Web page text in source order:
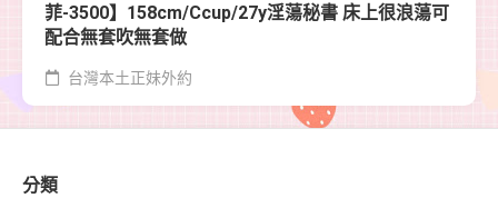
菲-3500】158cm/Ccup/27y淫蕩秘書 床上很浪蕩可
配合無套吹無套做
台灣本土正妹外約
分類